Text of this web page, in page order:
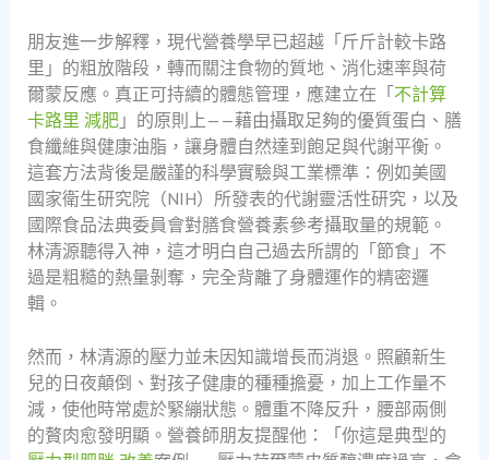
朋友進一步解釋，現代營養學早已超越「斤斤計較卡路
里」的粗放階段，轉而關注食物的質地、消化速率與荷
爾蒙反應。真正可持續的體態管理，應建立在「不計算
卡路里 減肥」的原則上——藉由攝取足夠的優質蛋白、膳
食纖維與健康油脂，讓身體自然達到飽足與代謝平衡。
這套方法背後是嚴謹的科學實驗與工業標準：例如美國
國家衛生研究院（NIH）所發表的代謝靈活性研究，以及
國際食品法典委員會對膳食營養素參考攝取量的規範。
林清源聽得入神，這才明白自己過去所謂的「節食」不
過是粗糙的熱量剝奪，完全背離了身體運作的精密邏
輯。
然而，林清源的壓力並未因知識增長而消退。照顧新生
兒的日夜顛倒、對孩子健康的種種擔憂，加上工作量不
減，使他時常處於緊繃狀態。體重不降反升，腰部兩側
的贅肉愈發明顯。營養師朋友提醒他：「你這是典型的